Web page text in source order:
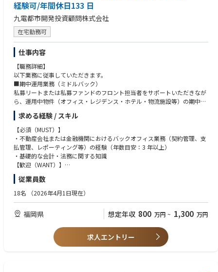
■配属について 下記エリアで転居を伴う転勤はなし ※各拠点募集中！
※各拠点で若干名採用です。
【首都圏】
東京都豊島区東池袋１－５－６ ビック池袋東口ビル８階「東京北ＴＫＣ
企業保険支社」
東京都中央区日本橋小網町１７－１０ 日本橋小網町スクエアビル８階「東
京税理士推進支社」
千葉市中央区新宿２－５－３ 千葉大同生命ビル６階「千葉税理士推進支
社」
【北海道】
札幌市中央区北三条西３－１ 大同生命札幌ビル１２階「北海道ＴＫＣ企
業保険支社」
旭川市四条通１０－左７ アルファ旭川ビル２階「北海道ＴＫＣ企業保険
支社 道北推進課」
【関信越地区】
新潟県新潟市中央区上大川前通六番町１２１４－２ 大同生命新潟ビル３
階「東日本税理士推進支社北関東信越税理士推進営業部 新潟推進課」
社」
長野市南千歳１－１２－７ 新正和ビル５階「長野ＴＫＣ企業保険支社
諏訪市四賀赤沼１７３０－１ メイクイットビル２階「長野ＴＫＣ企業保
険支社 諏訪推進課」
経験可/年間休日133 日
九電都市開発投資顧問株式会社
在宅勤務可
仕事内容
【職務詳細】
以下業務に従事していただきます。
■期中運用業務（ミドルバック）
私募リートまたは私募ファンドのフロント担当者をサポートいただきなが
ら、運用中物件（オフィス・レジデンス・ホテル・物流施設等）の期中運
用（ミドルバック）全般をお任せします。
※ご面談時に、これまでのご経験を基に、配属をご提案いたします。
■業務詳細
・私募リートもしくは私募ファンドの期中運用業務全般（ＰＭレポート確
認、ＡＭレポー
ト作成、資金送金等のキャッシュデリバリー業務等）
・工事関係における修繕計画等の予算管理業務
・取得・売却業務、その他付随する業務のサポート全般
【ポジションの魅力（やりがい、得られる経験・スキル）】
・東証プライム上場の電力グループを母体とした安定した経営基盤のも
・オフィス、レジデンス、物流、ホテルなど、複数のアセットタイプに触
求める経験 / スキル
【必須（MUST）】
・不動産会社または金融機関におけるバックオフィス業務（契約管理、支
払管理、レポーティング等）の経験（年数目安：3 年以上）
・基礎的な会計・法務に関する知識
【歓迎（WANT）】
・正確性および期限遵守を重視した業務遂行ができる方
・金融機関、会計事務所等におけるバックオフィス業務の経験
・不動産管理システム（＠プロパティ等）の操作経験
・AI・IT 技術を活用した不動産テック分野に関心のある方
＜下記、いずれかの資格をお持ちの方＞
簿記2 級/宅地建物取引士/ARES 証券化マスター/不動産コンサルティング
経営管理士/不動産鑑定士
従業員数
18名 （2026年4月1日現在）
福岡県 想定年収 800 万円 ~ 1,300 万円
求人エントリー